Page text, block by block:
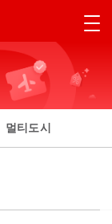
멀티도시